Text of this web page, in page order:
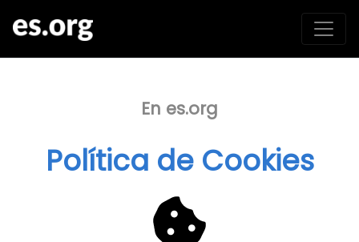
En es.org
Política de Cookies